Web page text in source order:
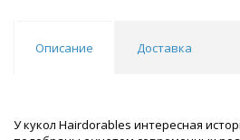
Описание Доставка
У кукол Hairdorables интересная